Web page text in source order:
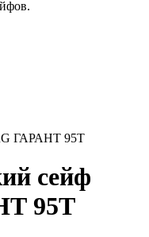
ГАРАНТ 95T
сейф
95T